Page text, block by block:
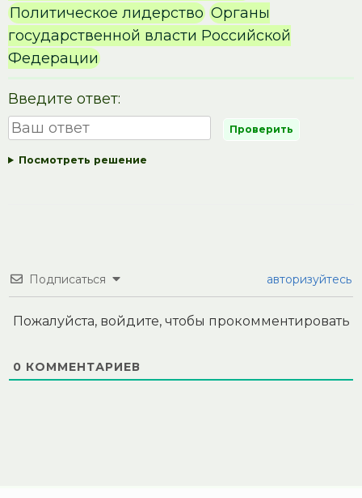
Политическое лидерство Органы
государственной власти Российской
Федерации
Введите ответ:
Посмотреть решение
Подписаться авторизуйтесь
Пожалуйста, войдите, чтобы прокомментировать
0 КОММЕНТАРИЕВ